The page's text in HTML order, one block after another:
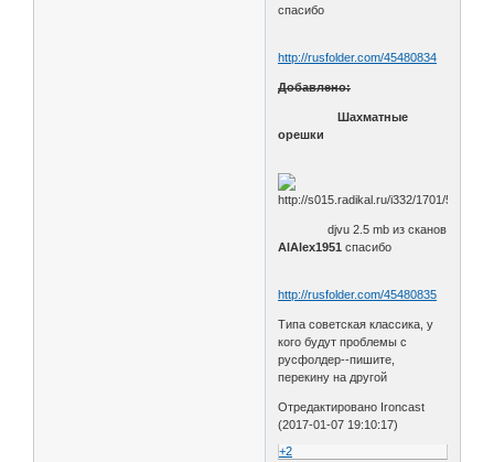
спасибо
http://rusfolder.com/45480834
Добавлено:
Шахматные
орешки
djvu 2.5 mb из сканов
AlAlex1951 спасибо
http://rusfolder.com/45480835
Типа советская классика, у
кого будут проблемы с
русфолдер--пишите,
перекину на другой
Отредактировано Ironcast
(2017-01-07 19:10:17)
+2